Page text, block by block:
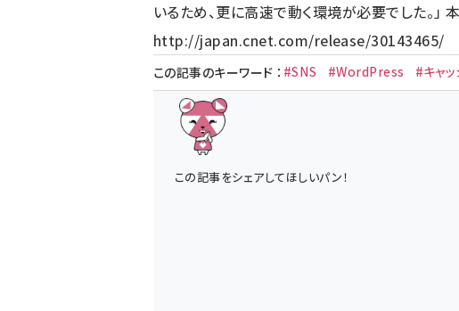
いるため、更に高速で動く環境が必要でした。」
http://japan.cnet.com/release/30143465/
この記事のキーワード ： #SNS #WordPress #キャッ
この記事をシェアしてほしいパン！